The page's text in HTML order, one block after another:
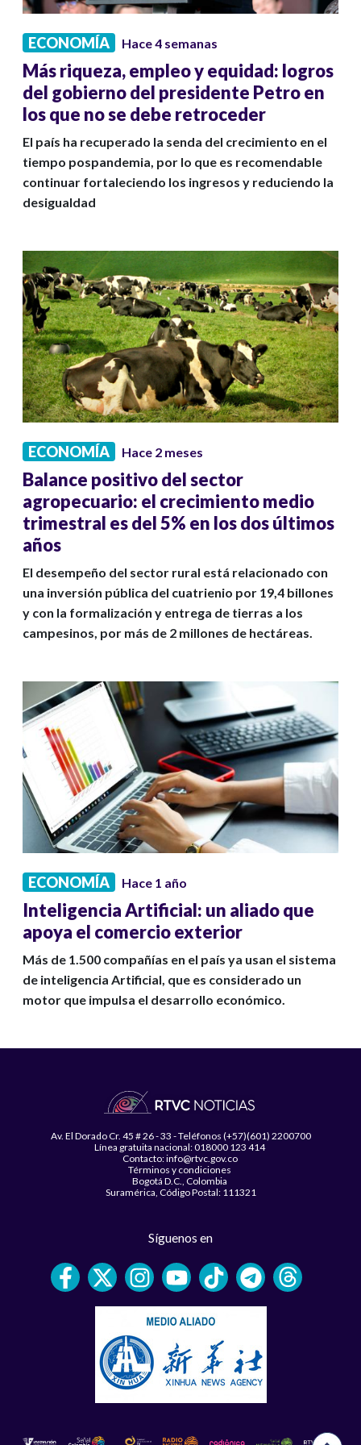
ECONOMÍA Hace 4 semanas
Más riqueza, empleo y equidad: logros
del gobierno del presidente Petro en
los que no se debe retroceder
El país ha recuperado la senda del crecimiento en el
tiempo pospandemia, por lo que es recomendable
continuar fortaleciendo los ingresos y reduciendo la
desigualdad
ECONOMÍA Hace 2 meses
Balance positivo del sector
agropecuario: el crecimiento medio
trimestral es del 5% en los dos últimos
años
El desempeño del sector rural está relacionado con
una inversión pública del cuatrienio por 19,4 billones
y con la formalización y entrega de tierras a los
campesinos, por más de 2 millones de hectáreas.
ECONOMÍA Hace 1 año
Inteligencia Artificial: un aliado que
apoya el comercio exterior
Más de 1.500 compañías en el país ya usan el sistema
de inteligencia Artificial, que es considerado un
motor que impulsa el desarrollo económico.
Av. El Dorado Cr. 45 # 26 - 33 - Teléfonos (+57)(601) 2200700
Línea gratuita nacional: 018000 123 414
Contacto: info@rtvc.gov.co
Términos y condiciones
Bogotá D.C., Colombia
Suramérica, Código Postal: 111321
Síguenos en